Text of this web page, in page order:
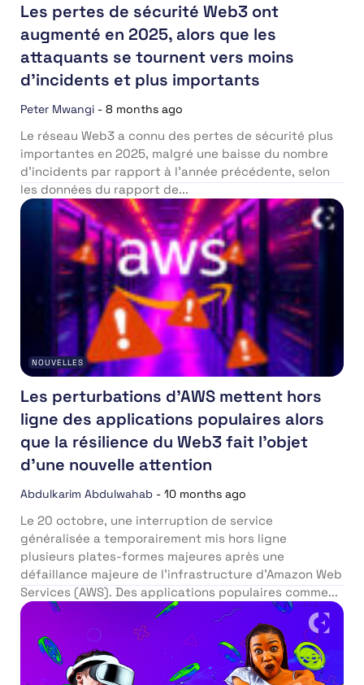
Les pertes de sécurité Web3 ont
augmenté en 2025, alors que les
attaquants se tournent vers moins
d’incidents et plus importants
Peter Mwangi - 8 months ago
Le réseau Web3 a connu des pertes de sécurité plus
importantes en 2025, malgré une baisse du nombre
d’incidents par rapport à l’année précédente, selon
les données du rapport de...
NOUVELLES
Les perturbations d’AWS mettent hors
ligne des applications populaires alors
que la résilience du Web3 fait l’objet
d’une nouvelle attention
Abdulkarim Abdulwahab - 10 months ago
Le 20 octobre, une interruption de service
généralisée a temporairement mis hors ligne
plusieurs plates-formes majeures après une
défaillance majeure de l’infrastructure d’Amazon Web
Services (AWS). Des applications populaires comme...